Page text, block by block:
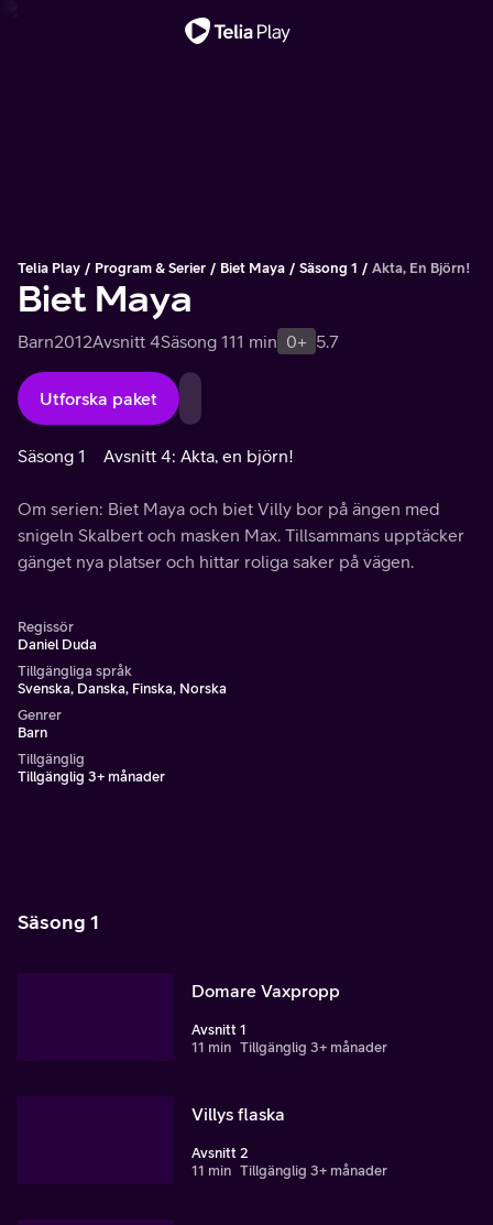
Telia Play Program & Serier Biet Maya Säsong 1 Akta, En Björn!
Biet Maya
Barn2012Avsnitt 4Säsong 111 min 0+ 5.7
Utforska paket
Säsong 1 Avsnitt 4: Akta, en björn!
Om serien: Biet Maya och biet Villy bor på ängen med
snigeln Skalbert och masken Max. Tillsammans upptäcker
gänget nya platser och hittar roliga saker på vägen.
Regissör
Daniel Duda
Tillgängliga språk
Svenska, Danska, Finska, Norska
Genrer
Barn
Tillgänglig
Tillgänglig 3+ månader
Säsong 1
Domare Vaxpropp
Avsnitt 1
11 min Tillgänglig 3+ månader
Villys flaska
Avsnitt 2
11 min Tillgänglig 3+ månader